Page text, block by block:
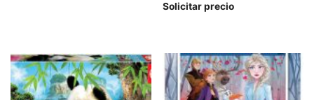
Solicitar precio